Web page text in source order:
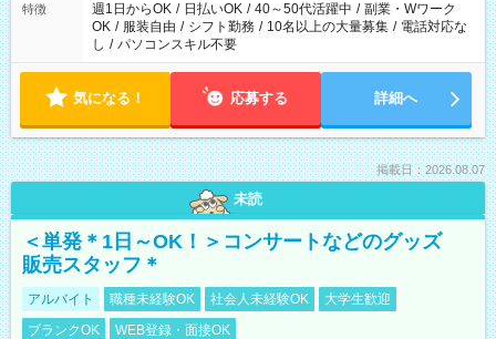
特徴 週1日からOK / 日払いOK / 40～50代活躍中 / 副業・Wワーク
OK / 服装自由 / シフト勤務 / 10名以上の大量募集 / 電話対応な
し / パソコンスキル不要
気になる！ 応募する 詳細へ
掲載日：2026.08.07
未読
＜単発＊1日～OK！＞コンサートなどのグッズ
販売スタッフ＊
アルバイト 職種未経験OK 社会人未経験OK
大学生歓迎
ブランクOK
WEB登録・面接OK